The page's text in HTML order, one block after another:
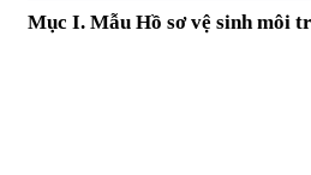
Mục I. Mẫu Hồ sơ vệ sinh môi